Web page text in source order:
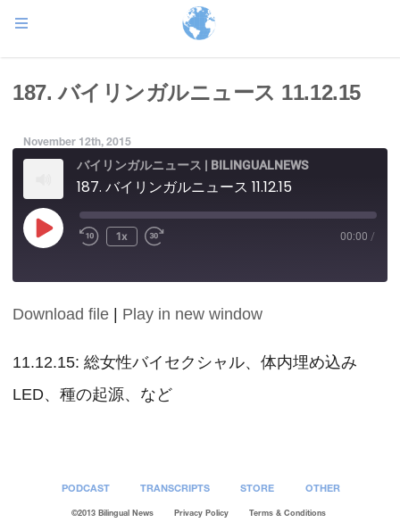
187. バイリンガルニュース 11.12.15
November 12th, 2015
バイリンガルニュース | BILINGUALNEWS
187. バイリンガルニュース 11.12.15
Play
Episode
1x 00:00 /
SHARE
LINK
EMBED
Download file Play in new window
11.12.15: 総女性バイセクシャル、体内埋め込み
LED、種の起源、など
PODCAST TRANSCRIPTS STORE OTHER
©2013 Bilingual News Privacy Policy Terms & Conditions